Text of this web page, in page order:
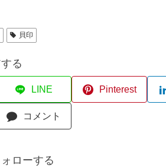
貝印
る
LINE Pinterest
コメント
ローする